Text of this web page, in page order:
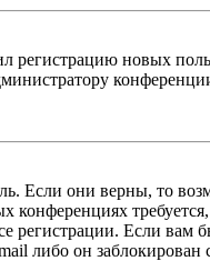
новых
Если они верны, то
регистрации. Если
либо он